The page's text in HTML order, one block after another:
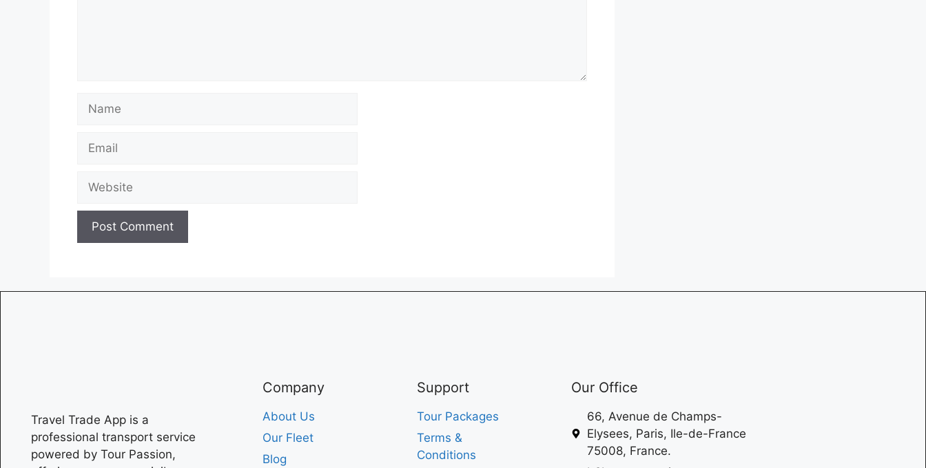
Travel Trade App is a
professional transport service
powered by Tour Passion,
Company
About Us
Our Fleet
Blog
Support
Tour Packages
Terms &
Conditions
Our Office
66, Avenue de Champs-
Elysees, Paris, Ile-de-France
75008, France.